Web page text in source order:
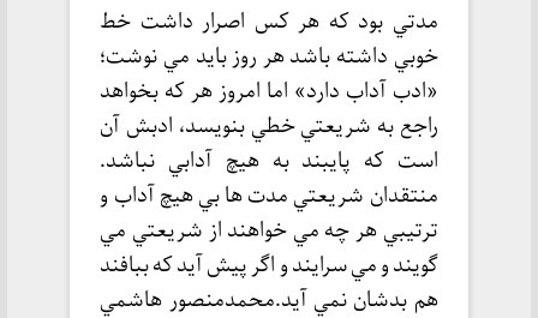
مدتي بود که هر کس اصرار داشت خط
خوبي داشته باشد هر روز بايد مي نوشت؛
«ادب آداب دارد» اما امروز هر که بخواهد
راجع به شريعتي خطي بنويسد، ادبش آن
است که پايبند به هيچ آدابي نباشد.
منتقدان شريعتي مدت ها بي هيچ آداب و
ترتيبي هر چه مي خواهند از شريعتي مي
گويند و مي سرايند و اگر پيش آيد که ببافند
هم بدشان نمي آيد.محمدمنصور هاشمي